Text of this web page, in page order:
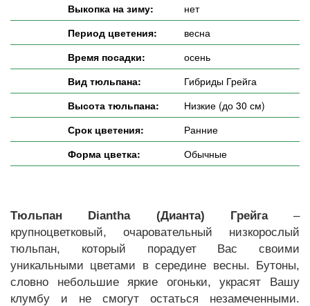
Выкопка на зиму:
нет
Период цветения:
весна
Время посадки:
осень
Вид тюльпана:
Гибриды Грейга
Высота тюльпана:
Низкие (до 30 см)
Срок цветения:
Ранние
Форма цветка:
Обычные
Тюльпан Diantha (Дианта) Грейга–
крупноцветковый, очаровательный низкорослый
тюльпан, который порадует Вас своими
уникальными цветами в середине весны. Бутоны,
словно небольшие яркие огоньки, украсят Вашу
клумбу и не смогут остаться незамеченными.